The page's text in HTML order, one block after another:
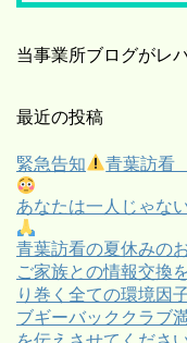
当事業所ブログがレ
最近の投稿
緊急告知 青葉訪看
あなたは一人じゃな
青葉訪看の夏休みの
ご家族との情報交換
り巻く全ての環境因
ブギーバッククラブ